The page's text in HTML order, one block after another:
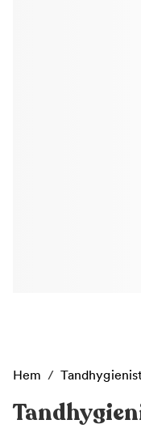
Hem / Tandhygienist